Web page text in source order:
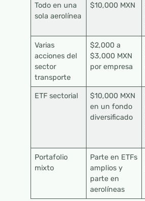
Todo en una
sola aerolínea
$10,000 MXN
Varias
acciones del
sector
transporte
$2,000 a
$3,000 MXN
por empresa
ETF sectorial
$10,000 MXN
en un fondo
diversificado
Portafolio
mixto
Parte en ETFs
amplios y
parte en
aerolíneas